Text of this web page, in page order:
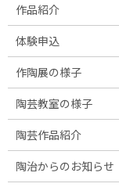
作品紹介
体験申込
作陶展の様子
陶芸教室の様子
陶芸作品紹介
陶治からのお知らせ